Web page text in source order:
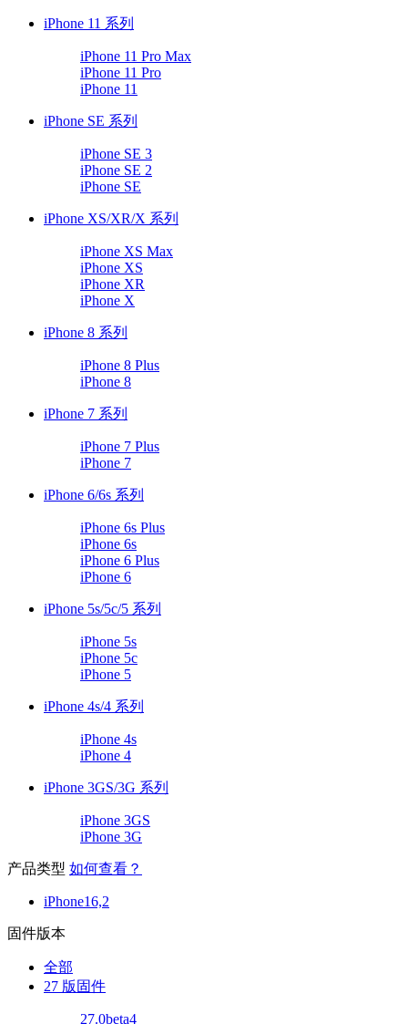
iPhone 11 系列
iPhone 11 Pro Max
iPhone 11 Pro
iPhone 11
iPhone SE 系列
iPhone SE 3
iPhone SE 2
iPhone SE
iPhone XS/XR/X 系列
iPhone XS Max
iPhone XS
iPhone XR
iPhone X
iPhone 8 系列
iPhone 8 Plus
iPhone 8
iPhone 7 系列
iPhone 7 Plus
iPhone 7
iPhone 6/6s 系列
iPhone 6s Plus
iPhone 6s
iPhone 6 Plus
iPhone 6
iPhone 5s/5c/5 系列
iPhone 5s
iPhone 5c
iPhone 5
iPhone 4s/4 系列
iPhone 4s
iPhone 4
iPhone 3GS/3G 系列
iPhone 3GS
iPhone 3G
产品类型 如何查看？
iPhone16,2
固件版本
全部
27 版固件
27.0beta4